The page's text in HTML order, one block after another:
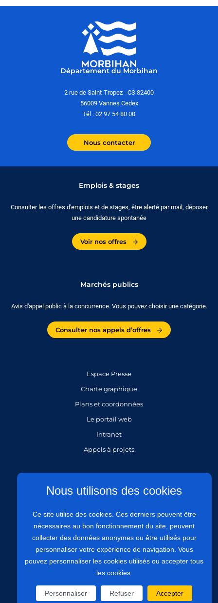
Département du Morbihan
2 rue de Saint-Tropez - CS 82400
56009 Vannes Cedex
Tél : 02 97 54 80 00
Nous contacter
Emplois & stages
Consulter les offres d'emplois et de stages, être alerté par mail, déposer
une candidature spontanée
Voir nos offres
Marchés publics
Avis d'appel public à la concurrence. Vous pouvez choisir une catégorie.
Consulter nos appels d’offres
Espace Presse
Charte graphique
Plans et coordonnées
Le portail web
Intranet
Appels à projets
Politique de protection des données personnelles
Politique de confidentialité
Accessibilité : site partiellement conforme à 81,97%
Nous utilisons des cookies
Ce site utilise des cookies. Ces derniers peuvent être
nécessaires au bon fonctionnement du site, peuvent
collecter des données anonymes ou être utilisés pour
personnaliser votre expérience de navigation. Vous
pouvez personnaliser les cookies utilisés ou accepter tous
les cookies.
Personnaliser Refuser Accepter